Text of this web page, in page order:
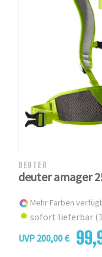
DEUTER
deuter amager
Mehr Farben
sofort lieferbar
UVP 200,00 €